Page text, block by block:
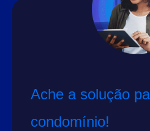
Ache a solução
condomínio!